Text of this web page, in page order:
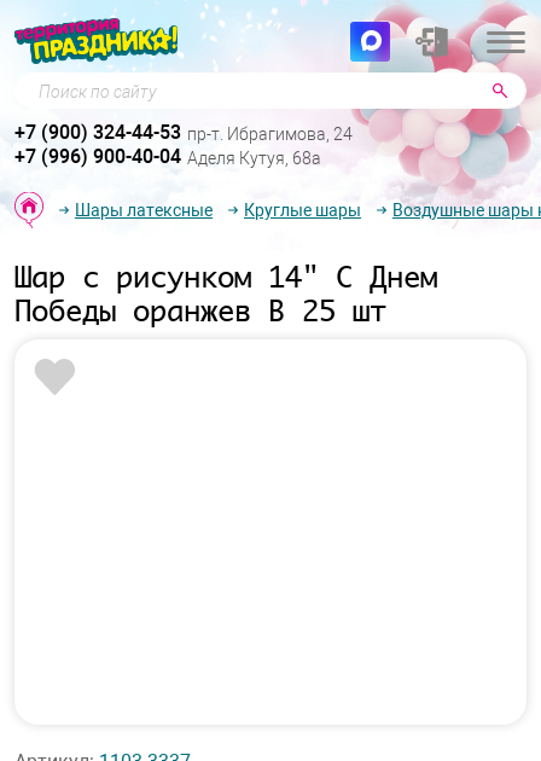
Поиск по сайту
+7 (900) 324-44-53 пр-т. Ибрагимова, 24
+7 (996) 900-40-04 Аделя Кутуя, 68а
Шары латексные Круглые шары Воздушные шары
Шар с рисунком 14" С Днем
Победы оранжев B 25 шт